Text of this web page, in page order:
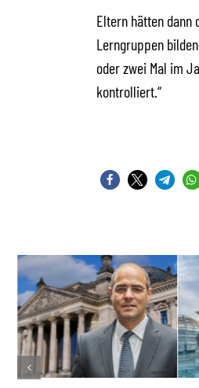
Eltern hätten dann
Lerngruppen
oder zwei Mal im
kontrolliert.“